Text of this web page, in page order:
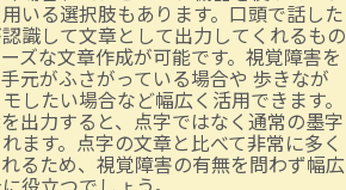
いる選択肢もあります。口頭で話した
識して文章として出力してくれるもの
ズな文章作成が可能です。視覚障害を
元がふさがっている場合や 歩きなが
したい場合など幅広く活用できます。
出力すると、点字ではなく通常の墨字
ます。点字の文章と比べて非常に多く
るため、視覚障害の有無を問わず幅広